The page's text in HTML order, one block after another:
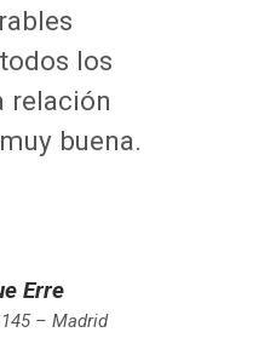
los
relación
buena.
Erre
– Madrid